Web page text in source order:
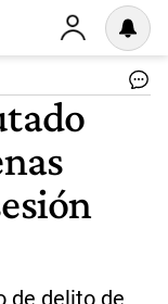
de delito de